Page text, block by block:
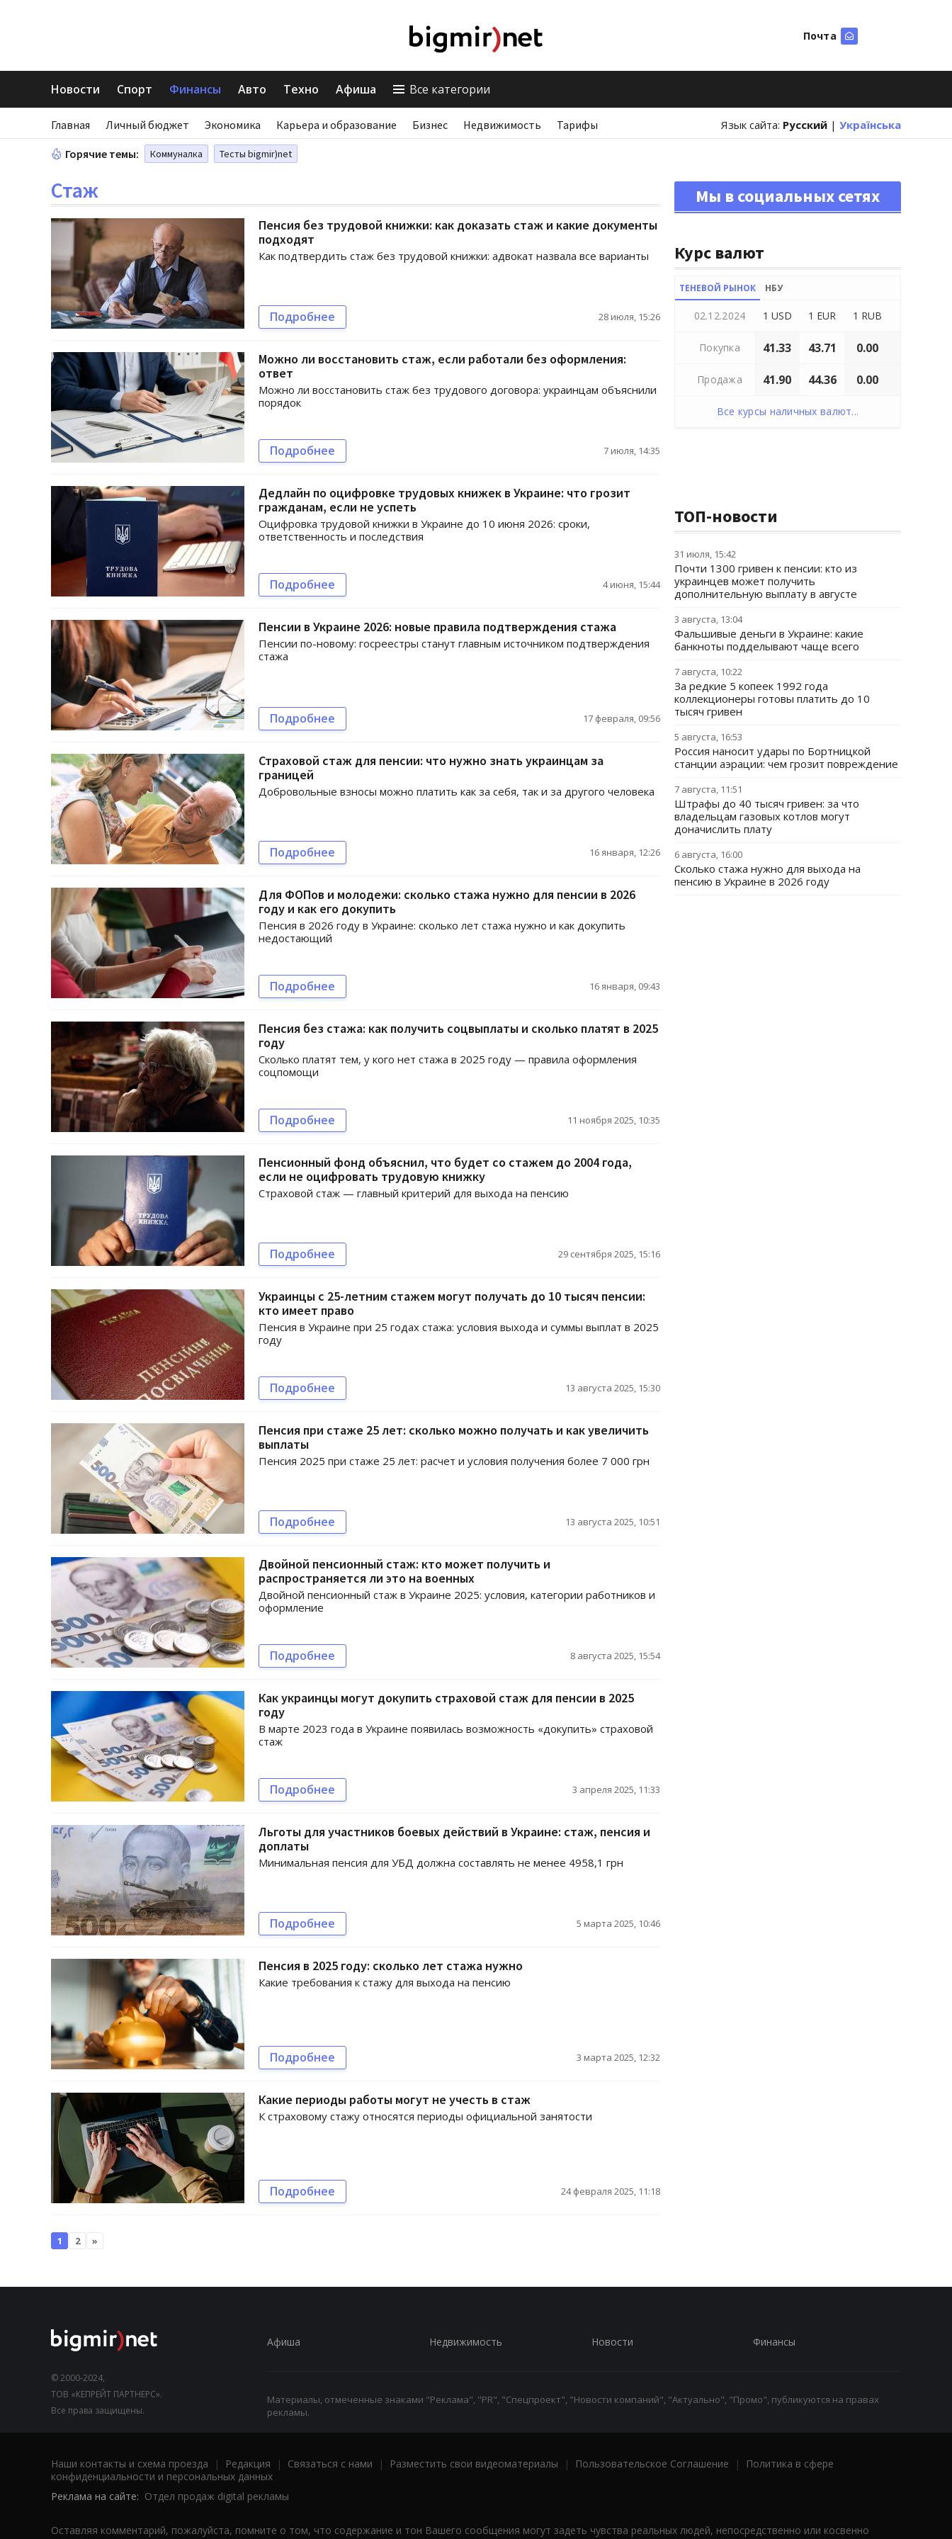
Почта
Новости Спорт Финансы Авто Техно Афиша Все категории
Главная Личный бюджет Экономика Карьера и образование Бизнес Недвижимость Тарифы Язык сайта: Русский | Українська
Горячие темы: Коммуналка Тесты bigmir)net
Стаж
Пенсия без трудовой книжки: как доказать стаж и какие документы
подходят
Как подтвердить стаж без трудовой книжки: адвокат назвала все варианты
Подробнее 28 июля, 15:26
Можно ли восстановить стаж, если работали без оформления:
ответ
Можно ли восстановить стаж без трудового договора: украинцам объяснили
порядок
Подробнее 7 июля, 14:35
Дедлайн по оцифровке трудовых книжек в Украине: что грозит
гражданам, если не успеть
Оцифровка трудовой книжки в Украине до 10 июня 2026: сроки,
ответственность и последствия
Подробнее 4 июня, 15:44
Пенсии в Украине 2026: новые правила подтверждения стажа
Пенсии по-новому: госреестры станут главным источником подтверждения
стажа
Подробнее 17 февраля, 09:56
Страховой стаж для пенсии: что нужно знать украинцам за
границей
Добровольные взносы можно платить как за себя, так и за другого человека
Подробнее 16 января, 12:26
Для ФОПов и молодежи: сколько стажа нужно для пенсии в 2026
году и как его докупить
Пенсия в 2026 году в Украине: сколько лет стажа нужно и как докупить
недостающий
Подробнее 16 января, 09:43
Пенсия без стажа: как получить соцвыплаты и сколько платят в 2025
году
Сколько платят тем, у кого нет стажа в 2025 году — правила оформления
соцпомощи
Подробнее 11 ноября 2025, 10:35
Пенсионный фонд объяснил, что будет со стажем до 2004 года,
если не оцифровать трудовую книжку
Страховой стаж — главный критерий для выхода на пенсию
Подробнее 29 сентября 2025, 15:16
Украинцы с 25-летним стажем могут получать до 10 тысяч пенсии:
кто имеет право
Пенсия в Украине при 25 годах стажа: условия выхода и суммы выплат в 2025
году
Подробнее 13 августа 2025, 15:30
Пенсия при стаже 25 лет: сколько можно получать и как увеличить
выплаты
Пенсия 2025 при стаже 25 лет: расчет и условия получения более 7 000 грн
Подробнее 13 августа 2025, 10:51
Двойной пенсионный стаж: кто может получить и
распространяется ли это на военных
Двойной пенсионный стаж в Украине 2025: условия, категории работников и
оформление
Подробнее 8 августа 2025, 15:54
Как украинцы могут докупить страховой стаж для пенсии в 2025
году
В марте 2023 года в Украине появилась возможность «докупить» страховой
стаж
Подробнее 3 апреля 2025, 11:33
Льготы для участников боевых действий в Украине: стаж, пенсия и
доплаты
Минимальная пенсия для УБД должна составлять не менее 4958,1 грн
Подробнее 5 марта 2025, 10:46
Пенсия в 2025 году: сколько лет стажа нужно
Какие требования к стажу для выхода на пенсию
Подробнее 3 марта 2025, 12:32
Какие периоды работы могут не учесть в стаж
К страховому стажу относятся периоды официальной занятости
Подробнее 24 февраля 2025, 11:18
1 2 »
Мы в социальных сетях
Курс валют
ТЕНЕВОЙ РЫНОК НБУ
02.12.2024 1 USD 1 EUR 1 RUB
Покупка 41.33 43.71 0.00
Продажа 41.90 44.36 0.00
Все курсы наличных валют...
ТОП-новости
31 июля, 15:42
Почти 1300 гривен к пенсии: кто из
украинцев может получить
дополнительную выплату в августе
3 августа, 13:04
Фальшивые деньги в Украине: какие
банкноты подделывают чаще всего
7 августа, 10:22
За редкие 5 копеек 1992 года
коллекционеры готовы платить до 10
тысяч гривен
5 августа, 16:53
Россия наносит удары по Бортницкой
станции аэрации: чем грозит повреждение
7 августа, 11:51
Штрафы до 40 тысяч гривен: за что
владельцам газовых котлов могут
доначислить плату
6 августа, 16:00
Сколько стажа нужно для выхода на
пенсию в Украине в 2026 году
© 2000-2024,
ТОВ «КЕПРЕЙТ ПАРТНЕРС».
Все права защищены.
Афиша Недвижимость Новости Финансы
Материалы, отмеченные знаками "Реклама", "PR", "Спецпроект", "Новости компаний", "Актуально", "Промо", публикуются на правах
рекламы.
Наши контакты и схема проезда | Редакция | Связаться с нами | Разместить свои видеоматериалы | Пользовательское Соглашение |
Политика в сфере
конфиденциальности и персональных данных
Реклама на сайте: Отдел продаж digital рекламы
Оставляя комментарий, пожалуйста, помните о том, что содержание и тон Вашего сообщения могут задеть чувства реальных людей, непосредственно или косвенно